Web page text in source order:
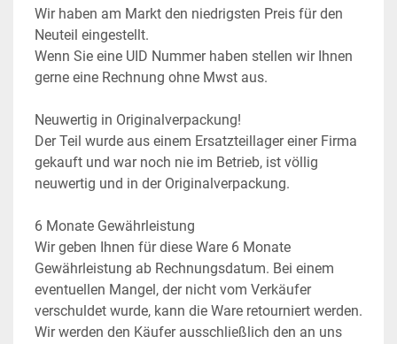
Wir haben am Markt den niedrigsten Preis für den
Neuteil eingestellt.
Wenn Sie eine UID Nummer haben stellen wir Ihnen
gerne eine Rechnung ohne Mwst aus.
Neuwertig in Originalverpackung!
Der Teil wurde aus einem Ersatzteillager einer Firma
gekauft und war noch nie im Betrieb, ist völlig
neuwertig und in der Originalverpackung.
6 Monate Gewährleistung
Wir geben Ihnen für diese Ware 6 Monate
Gewährleistung ab Rechnungsdatum. Bei einem
eventuellen Mangel, der nicht vom Verkäufer
verschuldet wurde, kann die Ware retourniert werden.
Wir werden den Käufer ausschließlich den an uns